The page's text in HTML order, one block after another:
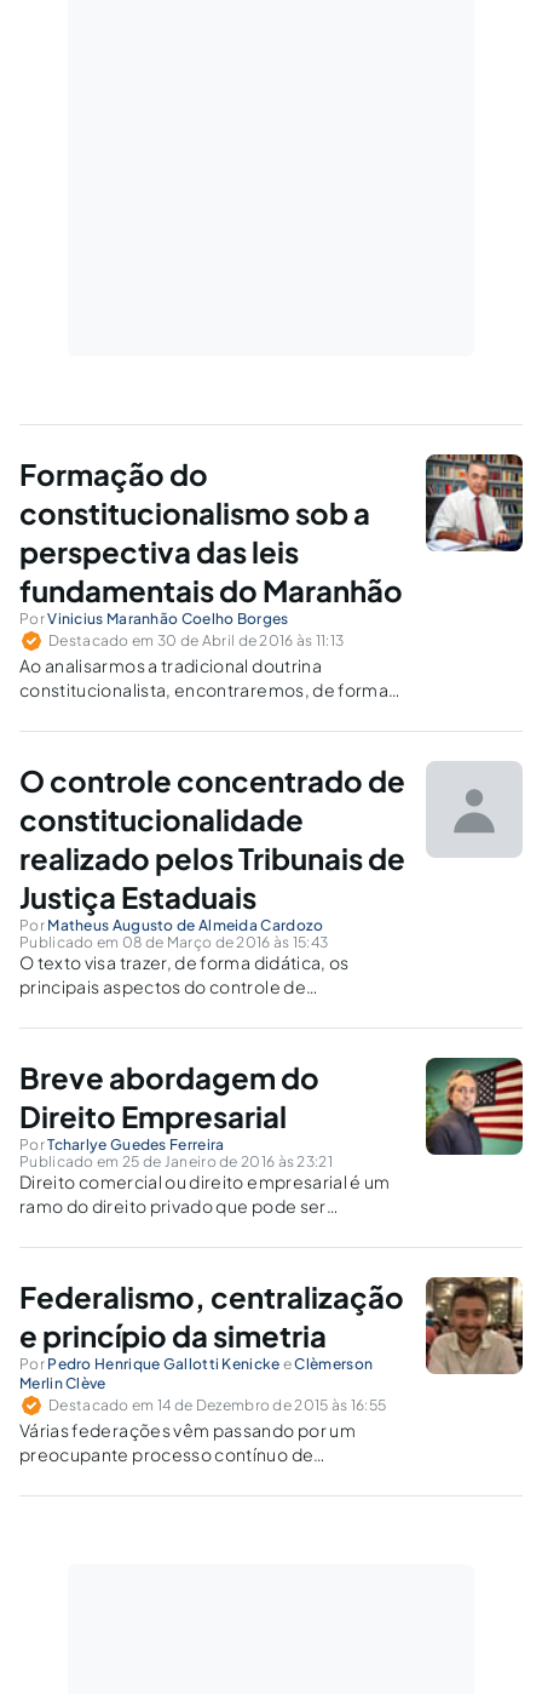
Formação do
constitucionalismo sob a
perspectiva das leis
fundamentais do Maranhão
PorVinicius Maranhão Coelho Borges
Destacado em 30 de Abril de 2016 às 11:13
Ao analisarmos a tradicional doutrina
constitucionalista, encontraremos, de forma
constitucionalismo encontra suas raízes na
evidências revelam sua relação com outras
fontes.
O controle concentrado de
constitucionalidade
realizado pelos Tribunais de
Justiça Estaduais
Por Matheus Augusto de Almeida Cardozo
Publicado em 08 de Março de 2016 às 15:43
O texto visa trazer, de forma didática, os
principais aspectos do controle de
de justiça locais, permitindo ao leitor uma
Breve abordagem do
Direito Empresarial
PorTcharlye Guedes Ferreira
Publicado em 25 de Janeiro de 2016 às 23:21
Direito comercial ou direito empresarial é um
ramo do direito privado que pode ser
disciplinadoras da atividade negocial do
Federalismo, centralização
e princípio da simetria
Por Pedro Henrique Gallotti Kenicke eClèmerson
Merlin Clève
Destacado em 14 de Dezembro de 2015 às 16:55
Várias federações vêm passando por um
preocupante processo contínuo de
poderes, sem exceção, têm contribuído para